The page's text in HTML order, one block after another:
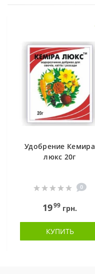
Удобрение Кемира
люкс 20г
0
1999 грн.
КУПИТЬ